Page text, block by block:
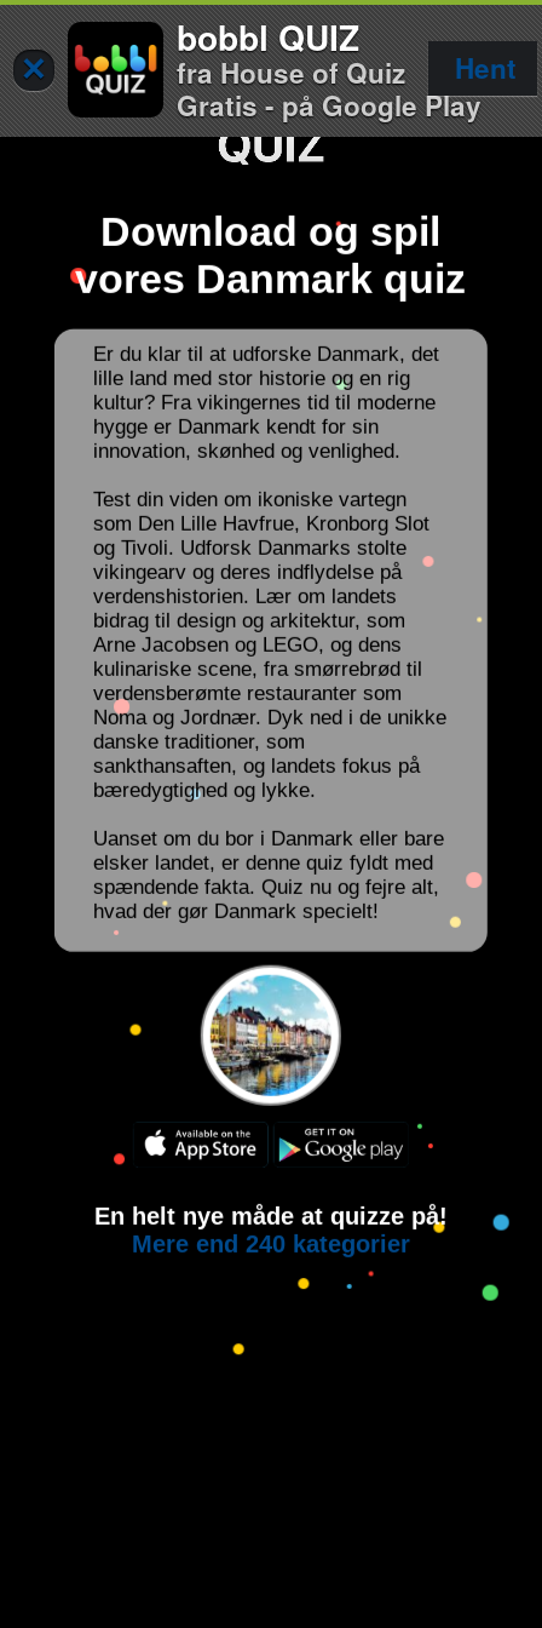
×
bobbl QUIZ
fra House of Quiz
Gratis - på Google Play
Hent
Download og spil
vores Danmark quiz
Er du klar til at udforske Danmark, det
lille land med stor historie og en rig
kultur? Fra vikingernes tid til moderne
hygge er Danmark kendt for sin
innovation, skønhed og venlighed.
Test din viden om ikoniske vartegn
som Den Lille Havfrue, Kronborg Slot
og Tivoli. Udforsk Danmarks stolte
vikingearv og deres indflydelse på
verdenshistorien. Lær om landets
bidrag til design og arkitektur, som
Arne Jacobsen og LEGO, og dens
kulinariske scene, fra smørrebrød til
verdensberømte restauranter som
Noma og Jordnær. Dyk ned i de unikke
danske traditioner, som
sankthansaften, og landets fokus på
bæredygtighed og lykke.
Uanset om du bor i Danmark eller bare
elsker landet, er denne quiz fyldt med
spændende fakta. Quiz nu og fejre alt,
hvad der gør Danmark specielt!
En helt nye måde at quizze på!
Mere end 240 kategorier